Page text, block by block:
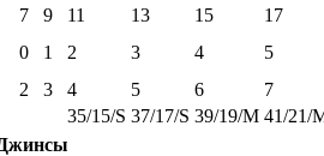
7 9 11 13 15
17
0 1 2 3 4
5
2 3 4 5 6
7
35/15/S 37/17/S 39/19/M 41/21/